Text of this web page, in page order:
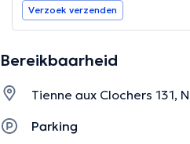
Verzoek verzenden
Bereikbaarheid
Tienne aux Clochers 131,
Parking